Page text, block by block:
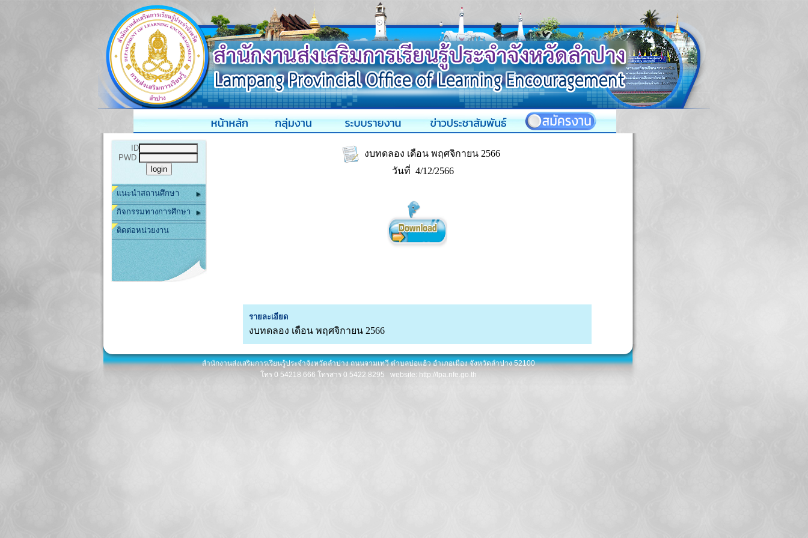
ID
PWD
แนะนำสถานศึกษา
กิจกรรมทางการศึกษา
ติดต่อหน่วยงาน
งบทดลอง เดือน พฤศจิกายน 2566
วันที่ 4/12/2566
รายละเอียด
งบทดลอง เดือน พฤศจิกายน 2566
สำนักงานส่งเสริมการเรียนรู้ประจำจังหวัดลำปาง ถนนจามเทวี ตำบลบ่อแฮ้ว อำเภอเมือง จังหวัดลำปาง 52100
โทร 0 54218 666 โทรสาร 0 5422 8295 website: http://lpa.nfe.go.th